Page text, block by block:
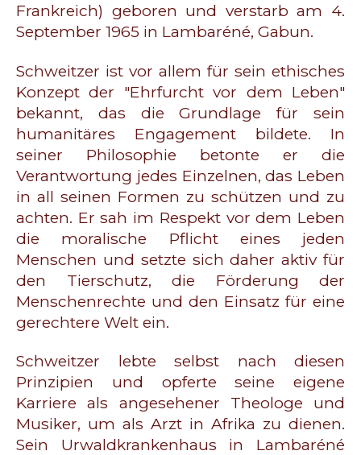
Frankreich) geboren und verstarb am 4.
September 1965 in Lambaréné, Gabun.
Schweitzer ist vor allem für sein ethisches
Konzept der "Ehrfurcht vor dem Leben"
bekannt, das die Grundlage für sein
humanitäres Engagement bildete. In
seiner Philosophie betonte er die
Verantwortung jedes Einzelnen, das Leben
in all seinen Formen zu schützen und zu
achten. Er sah im Respekt vor dem Leben
die moralische Pflicht eines jeden
Menschen und setzte sich daher aktiv für
den Tierschutz, die Förderung der
Menschenrechte und den Einsatz für eine
gerechtere Welt ein.
Schweitzer lebte selbst nach diesen
Prinzipien und opferte seine eigene
Karriere als angesehener Theologe und
Musiker, um als Arzt in Afrika zu dienen.
Sein Urwaldkrankenhaus in Lambaréné